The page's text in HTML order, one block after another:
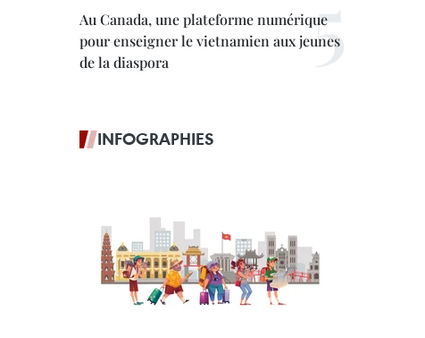
Au Canada, une plateforme numérique
pour enseigner le vietnamien aux jeunes
de la diaspora
INFOGRAPHIES